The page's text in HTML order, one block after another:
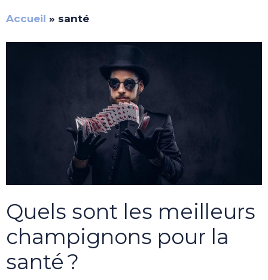
Accueil » santé
Quels sont les meilleurs
champignons pour la
santé ?